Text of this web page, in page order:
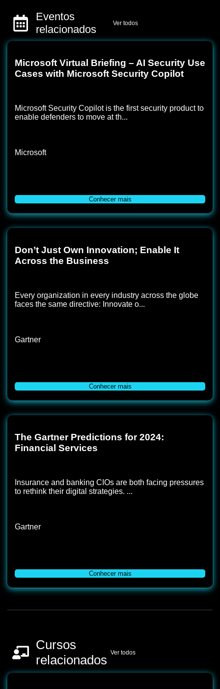
Eventos
relacionados
Ver todos
Microsoft Virtual Briefing – AI Security Use
Cases with Microsoft Security Copilot
Microsoft Security Copilot is the first security product to
enable defenders to move at th...
Microsoft
Conhecer mais
Don’t Just Own Innovation; Enable It
Across the Business
Every organization in every industry across the globe
faces the same directive: Innovate o...
Gartner
Conhecer mais
The Gartner Predictions for 2024:
Financial Services
Insurance and banking CIOs are both facing pressures
to rethink their digital strategies. ...
Gartner
Conhecer mais
Cursos
relacionados Ver todos